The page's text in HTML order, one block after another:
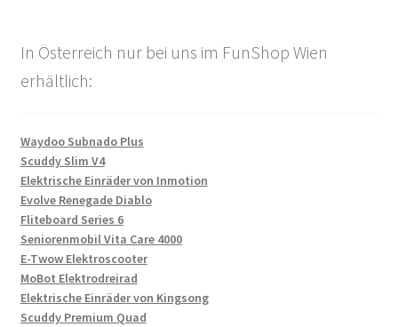
In Österreich nur bei uns im FunShop Wien
erhältlich:
Waydoo Subnado Plus
Scuddy Slim V4
Elektrische Einräder von Inmotion
Evolve Renegade Diablo
Fliteboard Series 6
Seniorenmobil Vita Care 4000
E-Twow Elektroscooter
MoBot Elektrodreirad
Elektrische Einräder von Kingsong
Scuddy Premium Quad